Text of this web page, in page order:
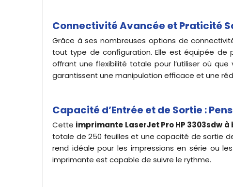
Connectivité Avancée et Praticité
Grâce à ses nombreuses options de
tout type de configuration. Elle est équipée de
offrant une flexibilité totale pour l’utiliser où
garantissent une manipulation efficace et une
Capacité d’Entrée et de Sortie :
Cette imprimante LaserJet Pro HP 3303sdw
totale de 250 feuilles et une capacité de sortie
rend idéale pour les impressions en série ou
imprimante est capable de suivre le rythme.